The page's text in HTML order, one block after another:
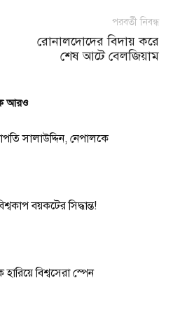
পরবর্তী নিবন্ধ
রোনালদোদের বিদায় করে
শেষ আটে বেলজিয়াম
আরও
সালাউদ্দিন, নেপালকে
বয়কটের সিদ্ধান্ত!
হারিয়ে বিশ্বসেরা স্পেন